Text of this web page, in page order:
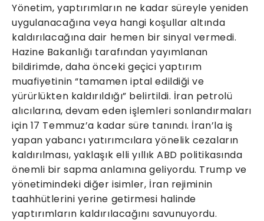
Yönetim, yaptırımların ne kadar süreyle yeniden
uygulanacağına veya hangi koşullar altında
kaldırılacağına dair hemen bir sinyal vermedi.
Hazine Bakanlığı tarafından yayımlanan
bildirimde, daha önceki geçici yaptırım
muafiyetinin “tamamen iptal edildiği ve
yürürlükten kaldırıldığı” belirtildi. İran petrolü
alıcılarına, devam eden işlemleri sonlandırmaları
için 17 Temmuz’a kadar süre tanındı. İran’la iş
yapan yabancı yatırımcılara yönelik cezaların
kaldırılması, yaklaşık elli yıllık ABD politikasında
önemli bir sapma anlamına geliyordu. Trump ve
yönetimindeki diğer isimler, İran rejiminin
taahhütlerini yerine getirmesi halinde
yaptırımların kaldırılacağını savunuyordu.